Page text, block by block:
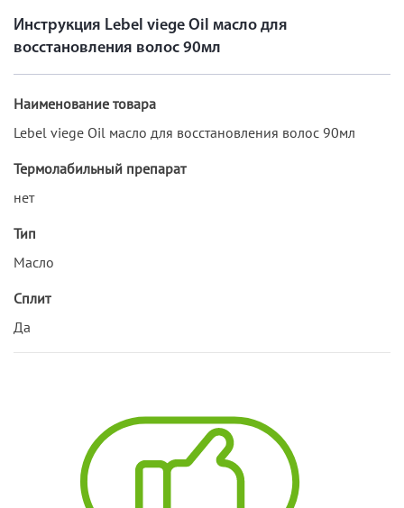
Инструкция Lebel viege Oil масло для
восстановления волос 90мл
Наименование товара
Lebel viege Oil масло для восстановления волос 90мл
Термолабильный препарат
нет
Тип
Масло
Сплит
Да